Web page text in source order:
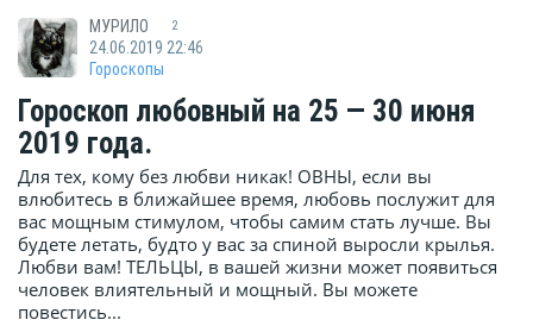
МУРИЛО 2
24.06.2019 22:46
Гороскопы
Гороскоп любовный на 25 — 30 июня
2019 года.
Для тех, кому без любви никак! ОВНЫ, если вы
влюбитесь в ближайшее время, любовь послужит для
вас мощным стимулом, чтобы самим стать лучше. Вы
будете летать, будто у вас за спиной выросли крылья.
Любви вам! ТЕЛЬЦЫ, в вашей жизни может появиться
человек влиятельный и мощный. Вы можете
повестись...